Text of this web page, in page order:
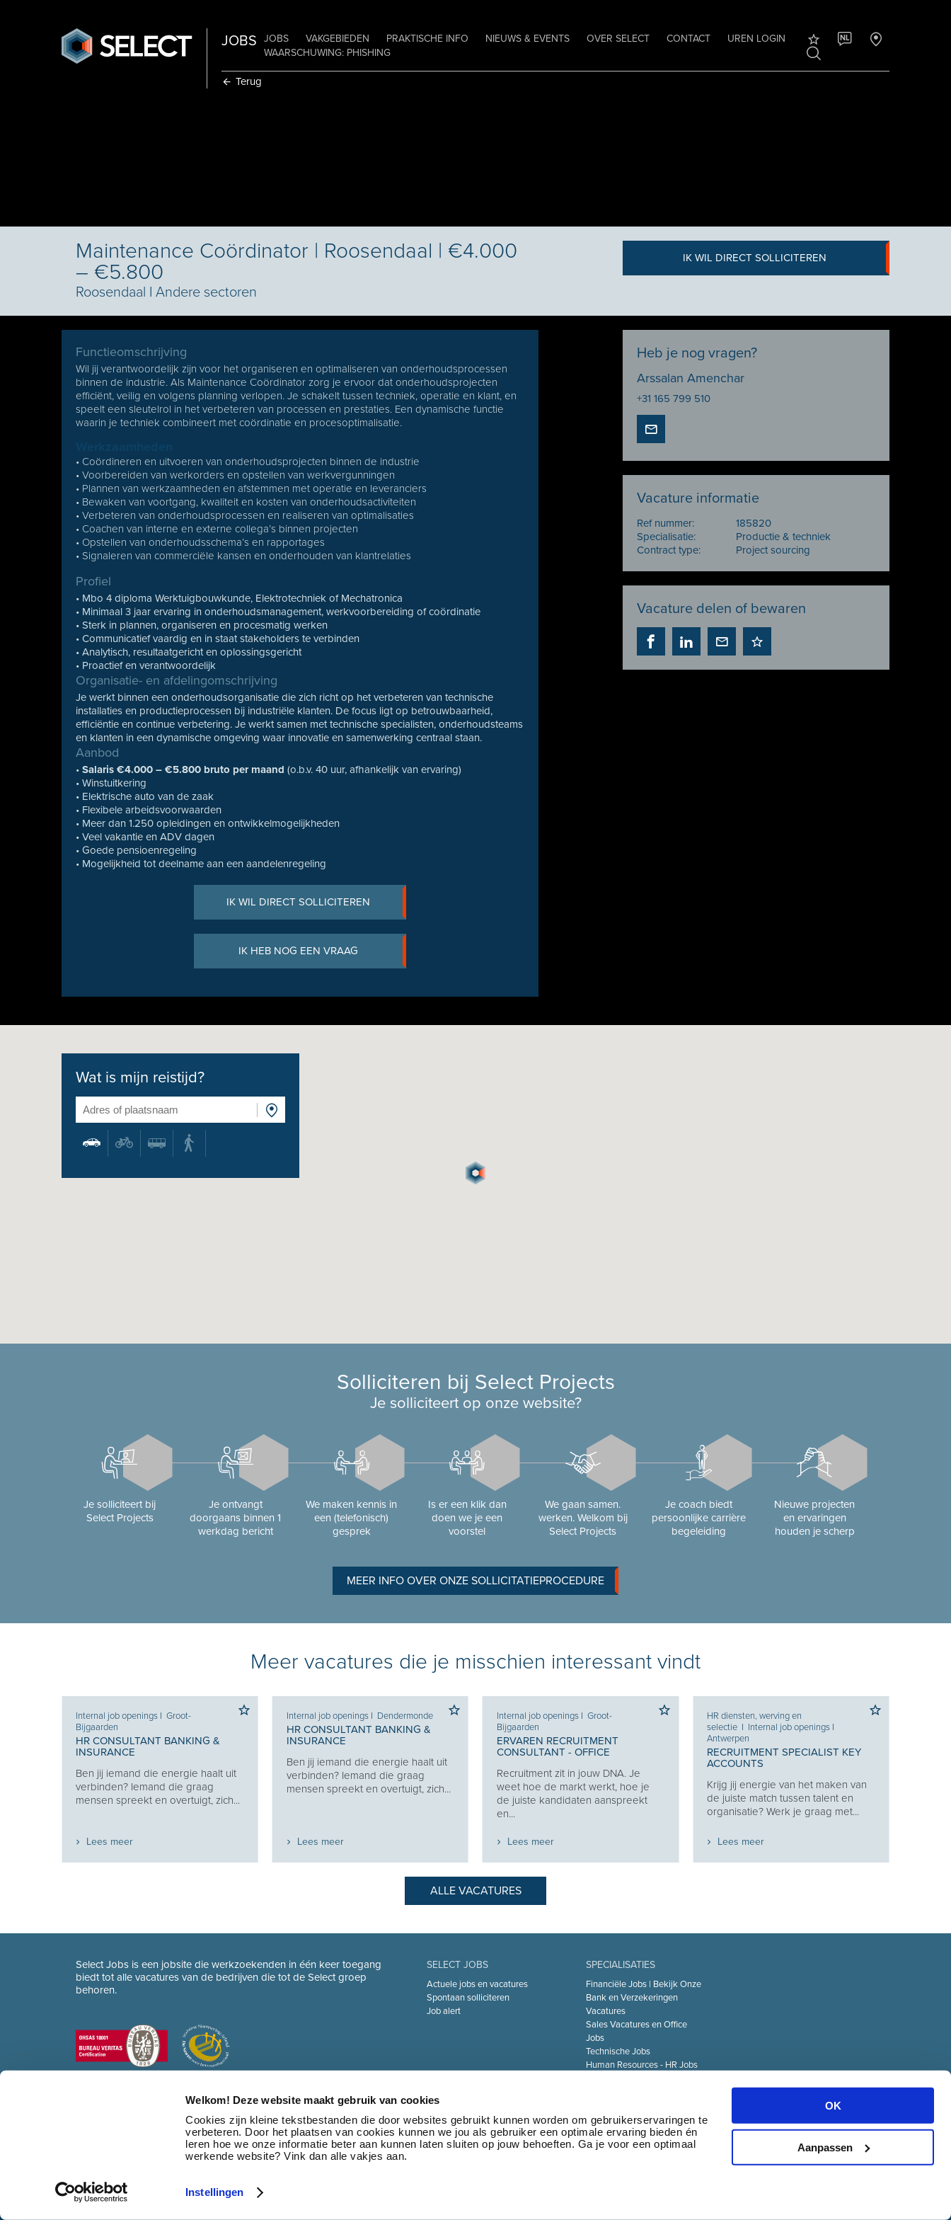
Welkom! Deze website maakt gebruik van cookies
Cookies zijn kleine tekstbestanden die door websites gebruikt kunnen worden om gebruikerservaringen te
verbeteren. Door het plaatsen van cookies kunnen we jou als gebruiker een optimale ervaring bieden én
leren hoe we onze informatie beter aan kunnen laten sluiten op jouw behoeften. Ga je voor een optimaal
werkende website? Vink dan alle vakjes aan.
Instellingen
OK
Aanpassen
JOBS JOBS VAKGEBIEDEN PRAKTISCHE INFO NIEUWS & EVENTS OVER SELECT CONTACT
UREN LOGIN
WAARSCHUWING: PHISHING
NL
Terug
Maintenance Coördinator | Roosendaal | €4.000
– €5.800
Roosendaal I Andere sectoren
IK WIL DIRECT SOLLICITEREN
Functieomschrijving
Wil jij verantwoordelijk zijn voor het organiseren en optimaliseren van onderhoudsprocessen
binnen de industrie. Als Maintenance Coördinator zorg je ervoor dat onderhoudsprojecten
efficiënt, veilig en volgens planning verlopen. Je schakelt tussen techniek, operatie en klant, en
speelt een sleutelrol in het verbeteren van processen en prestaties. Een dynamische functie
waarin je techniek combineert met coördinatie en procesoptimalisatie.
• Coördineren en uitvoeren van onderhoudsprojecten binnen de industrie
• Voorbereiden van werkorders en opstellen van werkvergunningen
• Plannen van werkzaamheden en afstemmen met operatie en leveranciers
• Bewaken van voortgang, kwaliteit en kosten van onderhoudsactiviteiten
• Verbeteren van onderhoudsprocessen en realiseren van optimalisaties
• Coachen van interne en externe collega’s binnen projecten
• Opstellen van onderhoudsschema’s en rapportages
• Signaleren van commerciële kansen en onderhouden van klantrelaties
Profiel
• Mbo 4 diploma Werktuigbouwkunde, Elektrotechniek of Mechatronica
• Minimaal 3 jaar ervaring in onderhoudsmanagement, werkvoorbereiding of coördinatie
• Sterk in plannen, organiseren en procesmatig werken
• Communicatief vaardig en in staat stakeholders te verbinden
• Analytisch, resultaatgericht en oplossingsgericht
• Proactief en verantwoordelijk
Organisatie- en afdelingomschrijving
Je werkt binnen een onderhoudsorganisatie die zich richt op het verbeteren van technische
installaties en productieprocessen bij industriële klanten. De focus ligt op betrouwbaarheid,
efficiëntie en continue verbetering. Je werkt samen met technische specialisten, onderhoudsteams
en klanten in een dynamische omgeving waar innovatie en samenwerking centraal staan.
Aanbod
•Salaris €4.000 – €5.800 bruto per maand (o.b.v. 40 uur, afhankelijk van ervaring)
• Winstuitkering
• Elektrische auto van de zaak
• Flexibele arbeidsvoorwaarden
• Meer dan 1.250 opleidingen en ontwikkelmogelijkheden
• Veel vakantie en ADV dagen
• Goede pensioenregeling
• Mogelijkheid tot deelname aan een aandelenregeling
IK WIL DIRECT SOLLICITEREN
IK HEB NOG EEN VRAAG
Heb je nog vragen?
Arssalan Amenchar
+31 165 799 510
Vacature informatie
Ref nummer:
185820
Specialisatie:
Productie & techniek
Contract type:
Project sourcing
Vacature delen of bewaren
Wat is mijn reistijd?
Solliciteren bij Select Projects
Je solliciteert op onze website?
Je solliciteert bij
Select Projects
Je ontvangt
doorgaans binnen 1
werkdag bericht
We maken kennis in
een (telefonisch)
gesprek
Is er een klik dan
doen we je een
voorstel
We gaan samen.
werken. Welkom bij
Select Projects
Je coach biedt
persoonlijke carrière
begeleiding
Nieuwe projecten
en ervaringen
houden je scherp
MEER INFO OVER ONZE SOLLICITATIEPROCEDURE
Meer vacatures die je misschien interessant vindt
Internal job openings I Groot-
Bijgaarden
HR CONSULTANT BANKING &
INSURANCE
Ben jij iemand die energie haalt uit
verbinden? Iemand die graag
mensen spreekt en overtuigt, zich...
Lees meer
Internal job openings I Dendermonde
HR CONSULTANT BANKING &
INSURANCE
Ben jij iemand die energie haalt uit
verbinden? Iemand die graag
mensen spreekt en overtuigt, zich...
Lees meer
Internal job openings I Groot-
Bijgaarden
ERVAREN RECRUITMENT
CONSULTANT - OFFICE
Recruitment zit in jouw DNA. Je
weet hoe de markt werkt, hoe je
de juiste kandidaten aanspreekt
en...
Lees meer
HR diensten, werving en
selectie I Internal job openings I
Antwerpen
RECRUITMENT SPECIALIST KEY
ACCOUNTS
Krijg jij energie van het maken van
de juiste match tussen talent en
organisatie? Werk je graag met...
Lees meer
ALLE VACATURES
Select Jobs is een jobsite die werkzoekenden in één keer toegang
biedt tot alle vacatures van de bedrijven die tot de Select groep
behoren.
SELECT JOBS
Actuele jobs en vacatures
Spontaan solliciteren
Job alert
SPECIALISATIES
Financiële Jobs | Bekijk Onze
Bank en Verzekeringen
Vacatures
Sales Vacatures en Office
Jobs
Technische Jobs
Human Resources - HR Jobs
Transport & Logistiek Jobs
Marketing & communicatie
Jobs
© 2026 Select Jobs • HR dienstverlening